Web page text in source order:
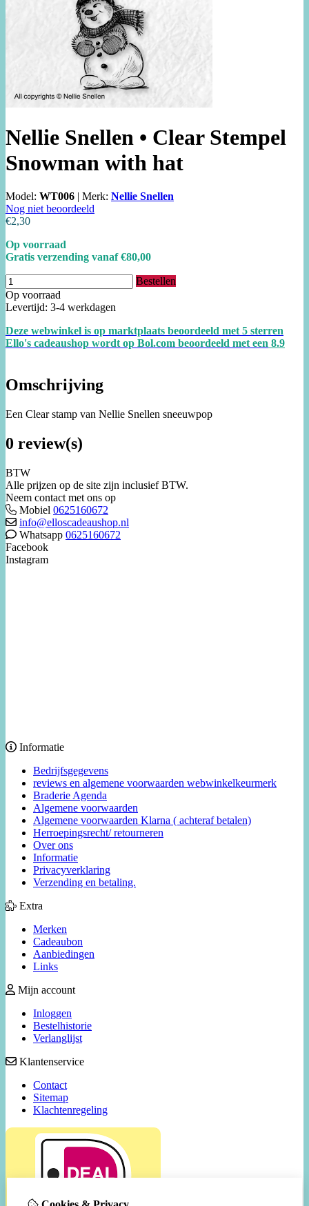
Nellie Snellen • Clear Stempel
Snowman with hat
Model: WT006 | Merk: Nellie Snellen
Nog niet beoordeeld
€2,30
Op voorraad
Gratis verzending vanaf €80,00
Bestellen
Op voorraad
Levertijd: 3-4 werkdagen
Deze webwinkel is op marktplaats beoordeeld met 5 sterren
Ello's cadeaushop wordt op Bol.com beoordeeld met een 8.9
Omschrijving
Een Clear stamp van Nellie Snellen sneeuwpop
0 review(s)
BTW
Alle prijzen op de site zijn inclusief BTW.
Neem contact met ons op
Mobiel 0625160672
info@elloscadeaushop.nl
Whatsapp 0625160672
Facebook
Instagram
Informatie
Bedrijfsgegevens
reviews en algemene voorwaarden webwinkelkeurmerk
Braderie Agenda
Algemene voorwaarden
Algemene voorwaarden Klarna ( achteraf betalen)
Herroepingsrecht/ retourneren
Over ons
Informatie
Privacyverklaring
Verzending en betaling.
Extra
Merken
Cadeaubon
Aanbiedingen
Links
Mijn account
Inloggen
Bestelhistorie
Verlanglijst
Klantenservice
Contact
Sitemap
Klachtenregeling